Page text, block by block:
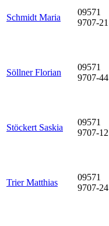
Schmidt Maria
09571
9707-21
Söllner Florian
09571
9707-44
Stöckert Saskia
09571
9707-12
Trier Matthias
09571
9707-24